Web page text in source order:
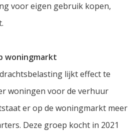
voor eigen gebruik kopen,
woningmarkt
lijkt effect te
woningen voor de verhuur
er op de woningmarkt meer
Deze groep kocht in 2021